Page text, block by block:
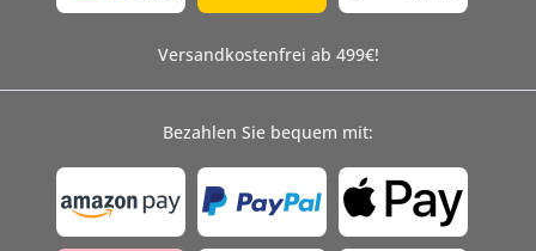
Versandkostenfrei ab 499€!
Bezahlen Sie bequem mit: